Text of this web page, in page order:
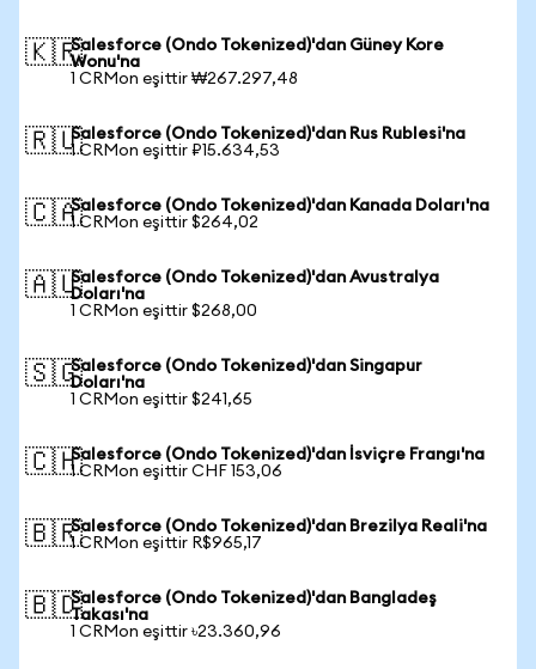
🇰🇷Salesforce (Ondo Tokenized)'dan Güney Kore
Wonu'na
1 CRMon eşittir ₩267.297,48
🇷🇺Salesforce (Ondo Tokenized)'dan Rus Rublesi'na
1 CRMon eşittir ₽15.634,53
🇨🇦Salesforce (Ondo Tokenized)'dan Kanada Doları'na
1 CRMon eşittir $264,02
🇦🇺Salesforce (Ondo Tokenized)'dan Avustralya
Doları'na
1 CRMon eşittir $268,00
🇸🇬Salesforce (Ondo Tokenized)'dan Singapur
Doları'na
1 CRMon eşittir $241,65
🇨🇭Salesforce (Ondo Tokenized)'dan İsviçre Frangı'na
1 CRMon eşittir CHF 153,06
🇧🇷Salesforce (Ondo Tokenized)'dan Brezilya Reali'na
1 CRMon eşittir R$965,17
🇧🇩Salesforce (Ondo Tokenized)'dan Bangladeş
Takası'na
1 CRMon eşittir ৳23.360,96